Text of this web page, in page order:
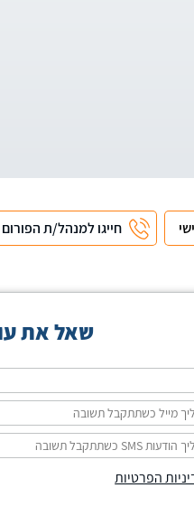
חייגו למנהל/ת הפורום 053-
שאל את
הפרטיות